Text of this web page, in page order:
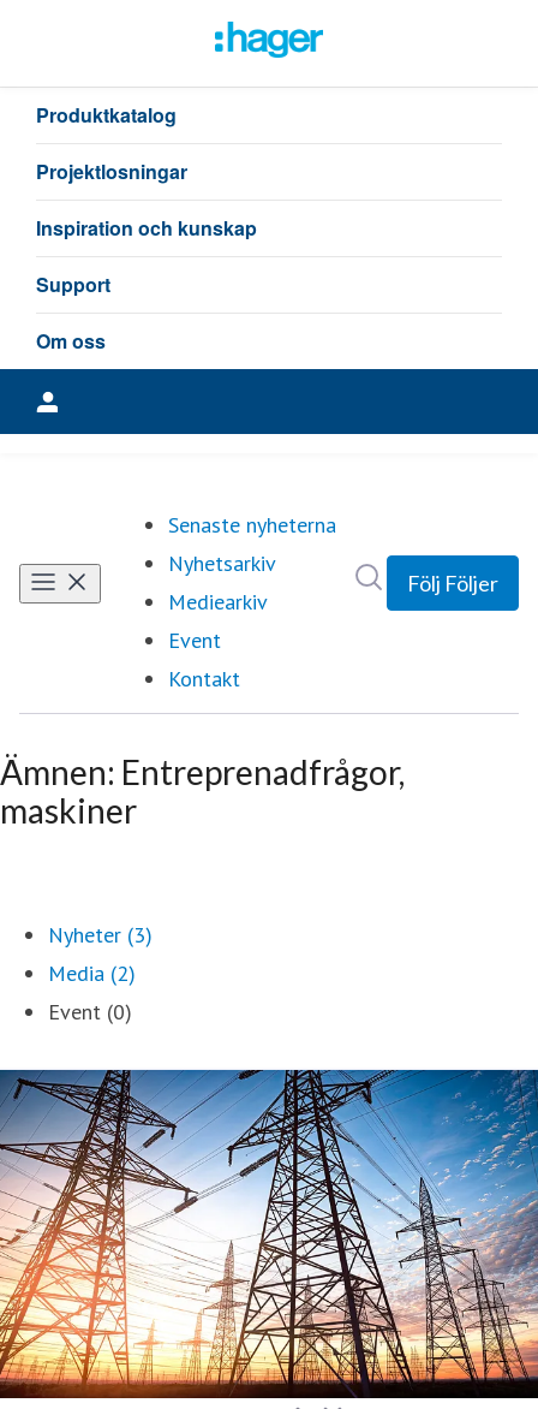
Senaste nyheterna
Nyhetsarkiv
Mediearkiv
Event
Kontakt
Följ Följer
Ämnen: Entreprenadfrågor,
maskiner
Nyheter (3)
Media (2)
Event (0)